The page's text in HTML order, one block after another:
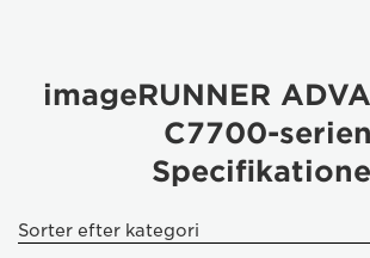
Erhvervsprodukter
Printere og faxmaskiner til erhverv
Multifunktionsprintere – Alt-i-Én-printere
imageRUNNER
C7700-serien
Sorter efter kategori